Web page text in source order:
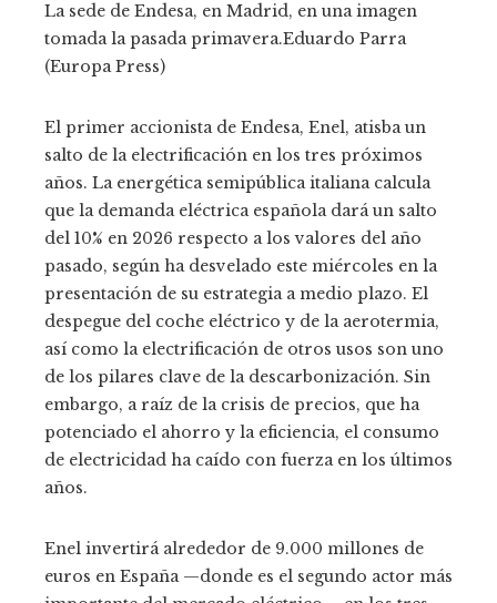
La sede de Endesa, en Madrid, en una imagen
tomada la pasada primavera.Eduardo Parra
(Europa Press)
El primer accionista de Endesa, Enel, atisba un
salto de la electrificación en los tres próximos
años. La energética semipública italiana calcula
que la demanda eléctrica española dará un salto
del 10% en 2026 respecto a los valores del año
pasado, según ha desvelado este miércoles en la
presentación de su estrategia a medio plazo. El
despegue del coche eléctrico y de la aerotermia,
así como la electrificación de otros usos son uno
de los pilares clave de la descarbonización. Sin
embargo, a raíz de la crisis de precios, que ha
potenciado el ahorro y la eficiencia, el consumo
de electricidad ha caído con fuerza en los últimos
años.
Enel invertirá alrededor de 9.000 millones de
euros en España —donde es el segundo actor más